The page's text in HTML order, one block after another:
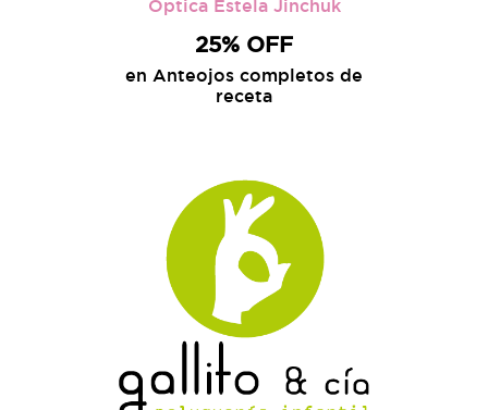
Óptica Estela Jinchuk
25% OFF
en Anteojos completos de
receta